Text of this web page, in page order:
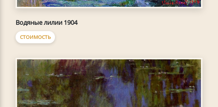
Водяные лилии 1904
СТОИМОСТЬ